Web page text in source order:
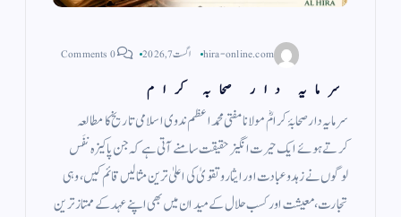
hira-online.com اگست 7, 2026 0 Comments
سرمایہ دار صحابہ کرام
سرمایہ دار صحابۂ کرامؓ مولانا مفتی محمد اعظم ندوی اسلامی تاریخ کا مطالعہ
کرتے ہوئے ایک حیرت انگیز حقیقت سامنے آتی ہے کہ جن پاکیزہ نفَس
لوگوں نے زہد وعبادت اور ایثار وتقویٰ کی اعلیٰ ترین مثالیں قائم کیں، وہی
تجارت، معیشت اور کسب حلال کے میدان میں بھی اپنے عہد کے ممتاز ترین